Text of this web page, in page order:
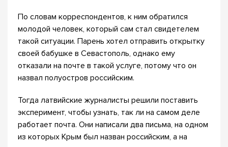
По словам корреспондентов, к ним обратился
молодой человек, который сам стал свидетелем
такой ситуации. Парень хотел отправить открытку
своей бабушке в Севастополь, однако ему
отказали на почте в такой услуге, потому что он
назвал полуостров российским.
Тогда латвийские журналисты решили поставить
эксперимент, чтобы узнать, так ли на самом деле
работает почта. Они написали два письма, на одном
из которых Крым был назван российским, а на